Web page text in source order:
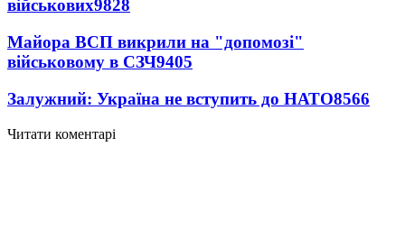
військових9828
Майора ВСП викрили на "допомозі"
військовому в СЗЧ9405
Залужний: Україна не вступить до НАТО8566
Читати коментарі